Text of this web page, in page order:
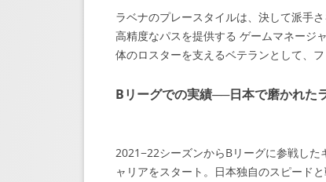
ラベナのプレースタイルは、決して派手
高精度なパスを提供する ゲームマネージ
体のロスターを支えるベテランとして、
Bリーグでの実績──日本で磨かれた
2021−22シーズンからBリーグに参戦し
ャリアをスタート。日本独自のスピード